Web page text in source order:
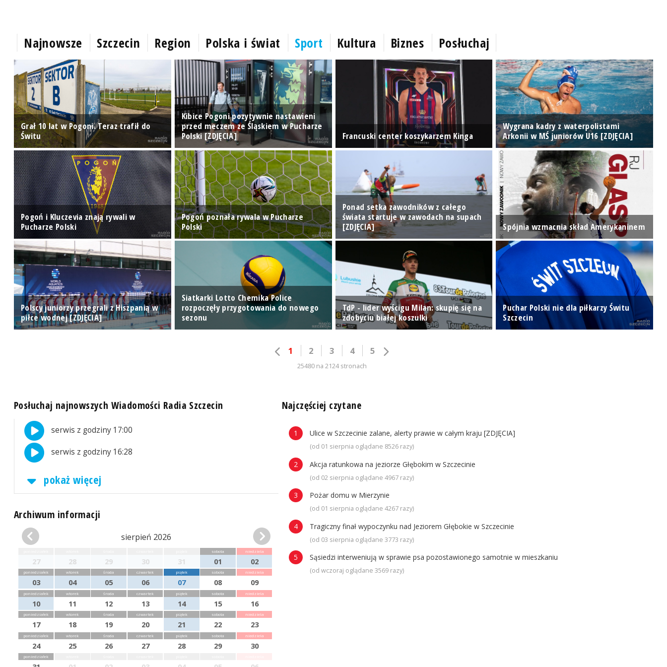
Najnowsze Szczecin Region Polska i świat Sport Kultura Biznes Posłuchaj
Grał 10 lat w Pogoni. Teraz trafił do
Świtu
Kibice Pogoni pozytywnie nastawieni
przed meczem ze Śląskiem w Pucharze
Polski [ZDJĘCIA]
Francuski center koszykarzem Kinga
Wygrana kadry z waterpolistami
Arkonii w MŚ juniorów U16 [ZDJĘCIA]
Pogoń i Kluczevia znają rywali w
Pucharze Polski
Pogoń poznała rywala w Pucharze
Polski
Ponad setka zawodników z całego
świata startuje w zawodach na supach
[ZDJĘCIA]
Spójnia wzmacnia skład Amerykaninem
Polscy juniorzy przegrali z Hiszpanią w
piłce wodnej [ZDJĘCIA]
Siatkarki Lotto Chemika Police
rozpoczęły przygotowania do nowego
sezonu
TdP - lider wyścigu Milan: skupię się na
zdobyciu białej koszulki
Puchar Polski nie dla piłkarzy Świtu
Szczecin
1 2 3 4 5
25480 na 2124 stronach
Posłuchaj najnowszych Wiadomości Radia Szczecin
serwis z godziny 17:00
serwis z godziny 16:28
pokaż więcej
Archiwum informacji
sierpień 2026
27 28 29 30 31
sobota
01
niedziela
02
poniedziałek
03
wtorek
04
środa
05
czwartek
06
piątek
07
sobota
08
niedziela
09
poniedziałek
10
wtorek
11
środa
12
czwartek
13
piątek
14
sobota
15
niedziela
16
poniedziałek
17
wtorek
18
środa
19
czwartek
20
piątek
21
sobota
22
niedziela
23
poniedziałek
24
wtorek
25
środa
26
czwartek
27
piątek
28
sobota
29
niedziela
30
poniedziałek
Najczęściej czytane
Ulice w Szczecinie zalane, alerty prawie w całym kraju [ZDJĘCIA]
(od 01 sierpnia oglądane 8526 razy)
Akcja ratunkowa na jeziorze Głębokim w Szczecinie
(od 02 sierpnia oglądane 4967 razy)
Pożar domu w Mierzynie
(od 01 sierpnia oglądane 4267 razy)
Tragiczny finał wypoczynku nad Jeziorem Głębokie w Szczecinie
(od 03 sierpnia oglądane 3773 razy)
Sąsiedzi interweniują w sprawie psa pozostawionego samotnie w mieszkaniu
(od wczoraj oglądane 3569 razy)